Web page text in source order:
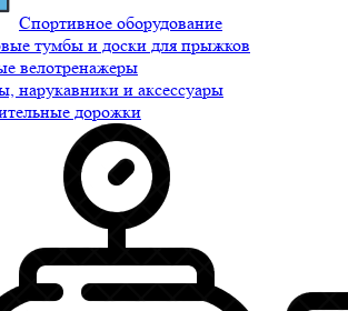
Спортивное оборудование
тумбы и доски для прыжков
велотренажеры
нарукавники и аксессуары
дорожки